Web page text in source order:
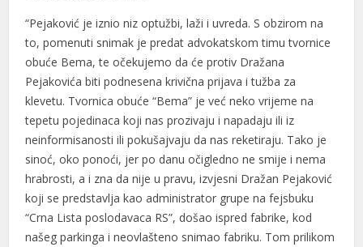
“Pejaković je iznio niz optužbi, laži i uvreda. S obzirom na
to, pomenuti snimak je predat advokatskom timu tvornice
obuće Bema, te očekujemo da će protiv Dražana
Pejakovića biti podnesena krivična prijava i tužba za
klevetu. Tvornica obuće “Bema” je već neko vrijeme na
tepetu pojedinaca koji nas prozivaju i napadaju ili iz
neinformisanosti ili pokušajvaju da nas reketiraju. Tako je
sinoć, oko ponoći, jer po danu očigledno ne smije i nema
hrabrosti, a i zna da nije u pravu, izvjesni Dražan Pejaković
koji se predstavlja kao administrator grupe na fejsbuku
“Crna Lista poslodavaca RS”, došao ispred fabrike, kod
našeg parkinga i neovlašteno snimao fabriku. Tom prilikom